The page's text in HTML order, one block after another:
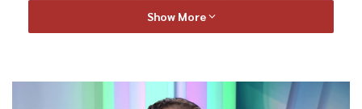
Article Rating
Show More